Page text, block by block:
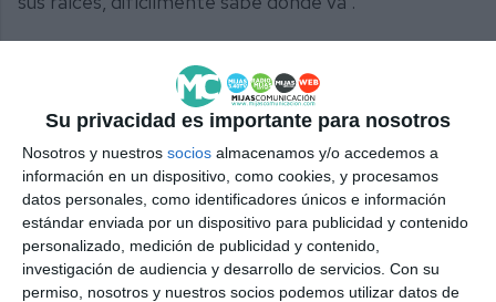
Su privacidad es importante para nosotros
Nosotros y nuestros socios almacenamos y/o accedemos a
información en un dispositivo, como cookies, y procesamos
datos personales, como identificadores únicos e información
estándar enviada por un dispositivo para publicidad y contenido
personalizado, medición de publicidad y contenido,
investigación de audiencia y desarrollo de servicios. Con su
permiso, nosotros y nuestros socios podemos utilizar datos de
https://mijascom.com/?a=38679
MIJAS FESTIVAL FOLCLORE